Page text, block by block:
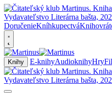
DoručenieKníhkupectvá
Knihy E-knihyAudioknihyHry